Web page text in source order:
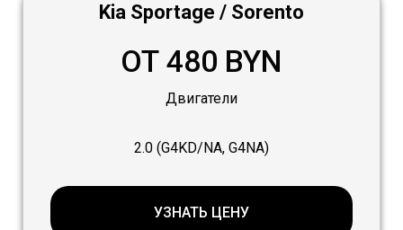
Kia Sportage / Sorento
ОТ 480 BYN
Двигатели
2.0 (G4KD/NA, G4NA)
УЗНАТЬ ЦЕНУ